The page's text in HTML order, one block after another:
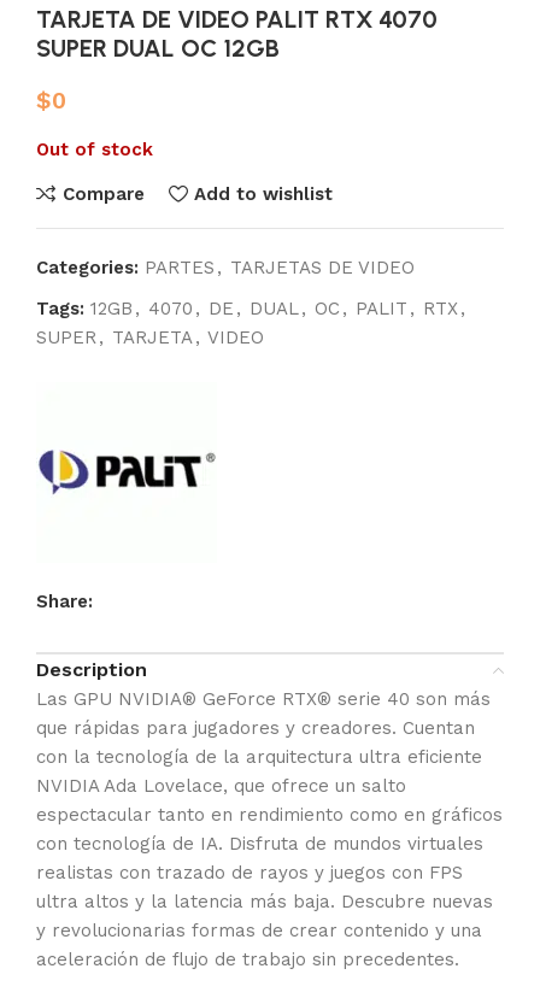
TARJETA DE VIDEO PALIT RTX 4070
SUPER DUAL OC 12GB
$0
Out of stock
Compare Add to wishlist
Categories: PARTES , TARJETAS DE VIDEO
Tags: 12GB , 4070 , DE , DUAL, OC , PALIT , RTX,
SUPER, TARJETA, VIDEO
Share:
Description
Las GPU NVIDIA® GeForce RTX® serie 40 son más
que rápidas para jugadores y creadores. Cuentan
con la tecnología de la arquitectura ultra eficiente
NVIDIA Ada Lovelace, que ofrece un salto
espectacular tanto en rendimiento como en gráficos
con tecnología de IA. Disfruta de mundos virtuales
realistas con trazado de rayos y juegos con FPS
ultra altos y la latencia más baja. Descubre nuevas
y revolucionarias formas de crear contenido y una
aceleración de flujo de trabajo sin precedentes.